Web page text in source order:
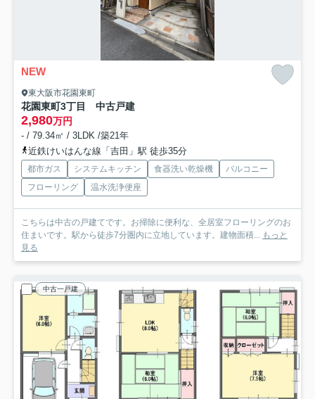
NEW
東大阪市花園東町
花園東町3丁目 中古戸建
2,980万円
- / 79.34㎡ / 3LDK /築21年
近鉄けいはんな線「吉田」駅 徒歩35分
都市ガス システムキッチン 食器洗い乾燥機
バルコニー
フローリング
温水洗浄便座
こちらは中古の戸建てです。お掃除に便利な、全居室フローリングのお
住まいです。駅から徒歩7分圏内に立地しています。建物面積... もっと
見る
中古一戸建